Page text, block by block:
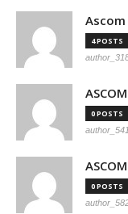
4 POSTS
0 POSTS
0 POSTS